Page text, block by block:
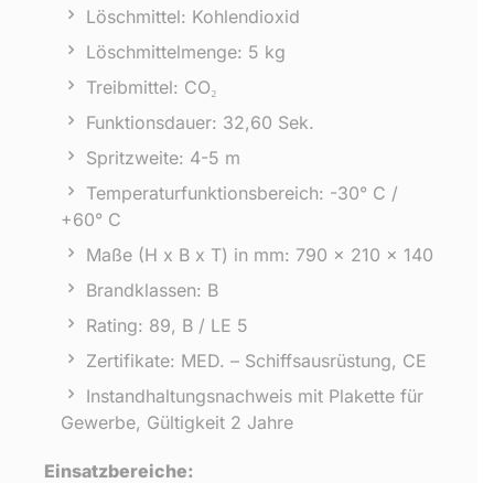
Löschmittel: Kohlendioxid
Löschmittelmenge: 5 kg
Treibmittel: CO₂
Funktionsdauer: 32,60 Sek.
Spritzweite: 4-5 m
Temperaturfunktionsbereich: -30° C /
+60° C
Maße (H x B x T) in mm: 790 x 210 x 140
Brandklassen: B
Rating: 89, B / LE 5
Zertifikate: MED. – Schiffsausrüstung, CE
Instandhaltungsnachweis mit Plakette für
Gewerbe, Gültigkeit 2 Jahre
Einsatzbereiche: